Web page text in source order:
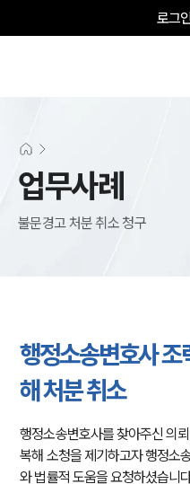
로그
업무사례
불문경고 처분 취소 청구
행정소송변호사 조
해 처분 취소
행정소송변호사를 찾아주신 의
복해 소청을 제기하고자 행정소
와 법률적 도움을 요청하셨습니